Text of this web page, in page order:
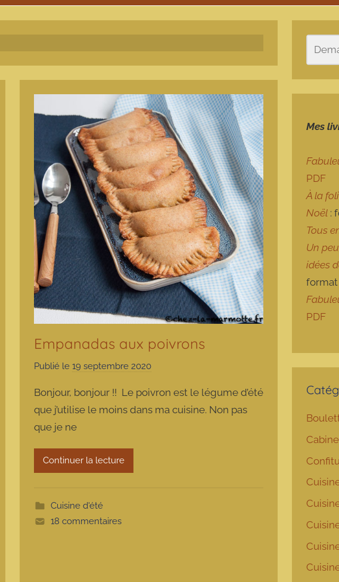
Empanadas aux poivrons
Publié le19 septembre 2020
r
m
Bonjour, bonjour !! Le poivron est le légume d’été
que j’utilise le moins dans ma cuisine. Non pas
que je ne
Continuer la lecture
Cuisine d'été
18 commentaires
Mes
PDF
À la
Noël :
Tous
Un
idées
PDF